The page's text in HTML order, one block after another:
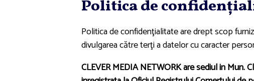
Politica de
Politica de confidenţialitate are drept scop
divulgarea către terţi a datelor cu caracter
CLEVER MEDIA NETWORK are sediul in Mun.